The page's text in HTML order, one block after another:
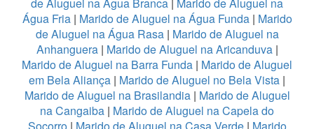
Água Fria| Marido de Aluguel na Água Funda| Marido
de Aluguel na Água Rasa | Marido de Aluguel na
Anhanguera| Marido de Aluguel na Aricanduva|
Marido de Aluguel na Barra Funda | Marido de Aluguel
em Bela Aliança | Marido de Aluguel no Bela Vista |
Marido de Aluguel na Brasilandia| Marido de Aluguel
na Cangaiba | Marido de Aluguel na Capela do